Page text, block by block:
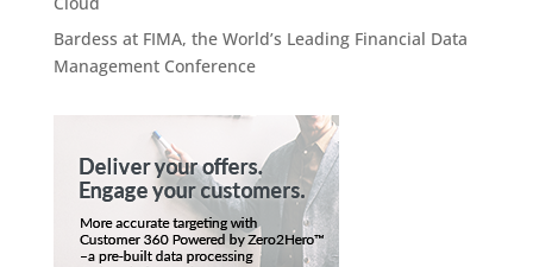
Bardess at FIMA, the World’s Leading Financial Data
Management Conference